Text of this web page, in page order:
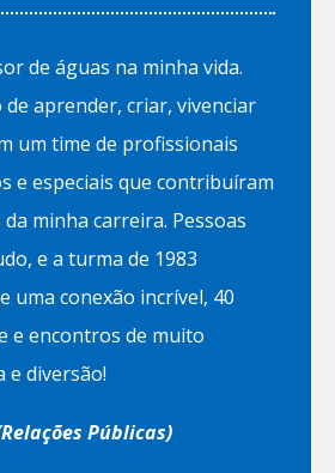
de águas na minha vida.
aprender, criar, vivenciar
um time de profissionais
e especiais que contribuíram
minha carreira. Pessoas
e a turma de 1983
uma conexão incrível, 40
e encontros de muito
e diversão!
Públicas)